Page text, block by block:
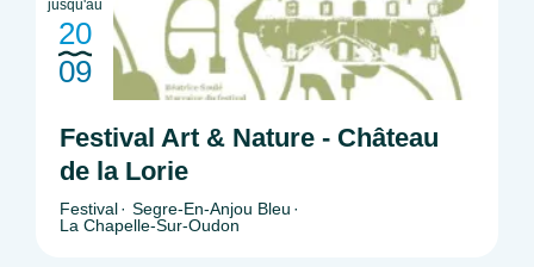
jusqu'au
20
09
Festival Art & Nature - Château
de la Lorie
Festival
Segre-En-Anjou Bleu
La Chapelle-Sur-Oudon